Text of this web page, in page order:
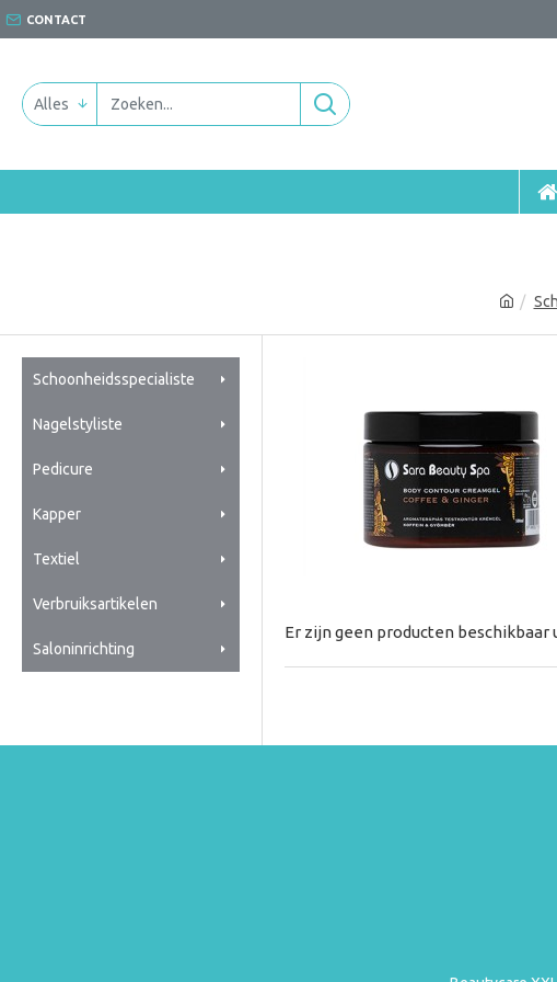
CONTACT
Alles
Schoonheidsspecialiste
Nagelstyliste
Pedicure
Kapper
Textiel
Verbruiksartikelen
Saloninrichting
Er zijn geen producten beschikbaar